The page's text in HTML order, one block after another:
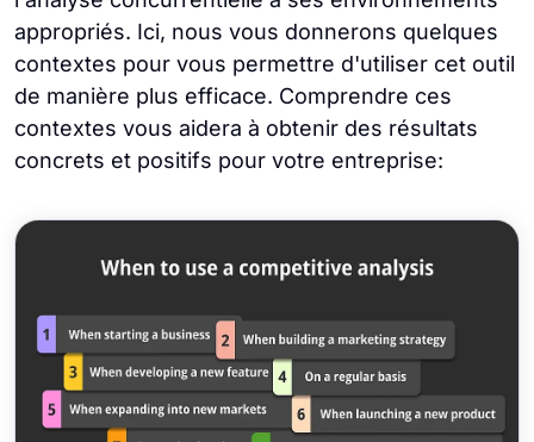
appropriés. Ici, nous vous donnerons quelques
contextes pour vous permettre d'utiliser cet outil
de manière plus efficace. Comprendre ces
contextes vous aidera à obtenir des résultats
concrets et positifs pour votre entreprise: